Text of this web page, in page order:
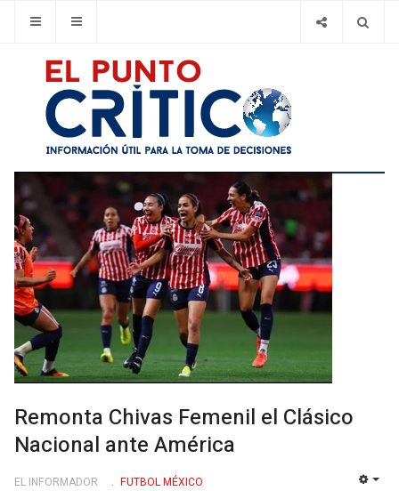
Remonta Chivas Femenil el Clásico
Nacional ante América
EL INFORMADOR
FUTBOL MÉXICO